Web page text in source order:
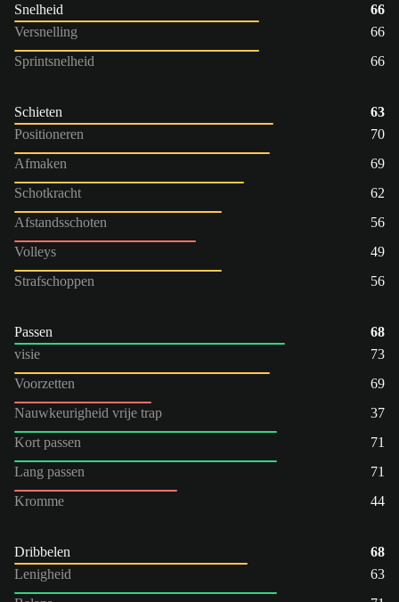
Snelheid
66
Versnelling
66
Sprintsnelheid
66
Schieten
63
Positioneren
70
Afmaken
69
Schotkracht
62
Afstandsschoten
56
Volleys
49
Strafschoppen
56
Passen
68
visie
73
Voorzetten
69
Nauwkeurigheid vrije trap
37
Kort passen
71
Lang passen
71
Kromme
44
Dribbelen
68
Lenigheid
63